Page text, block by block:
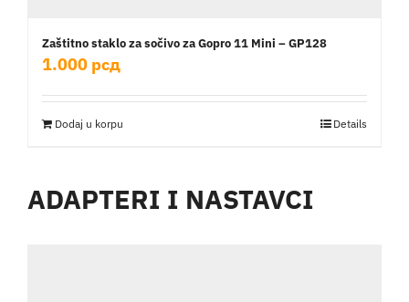
Zaštitno staklo za sočivo za Gopro 11 Mini – GP128
1.000 рсд
Dodaj u korpu Details
ADAPTERI I NASTAVCI